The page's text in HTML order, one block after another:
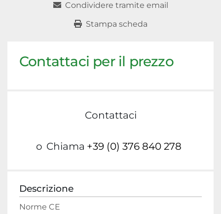
Condividere tramite email
Stampa scheda
Contattaci per il prezzo
Contattaci
o Chiama +39 (0) 376 840 278
Descrizione
Norme CE